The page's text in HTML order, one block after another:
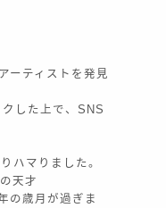
ーティストを発見
した上で、SNS
ハマりました。
天才
の歳月が過ぎま